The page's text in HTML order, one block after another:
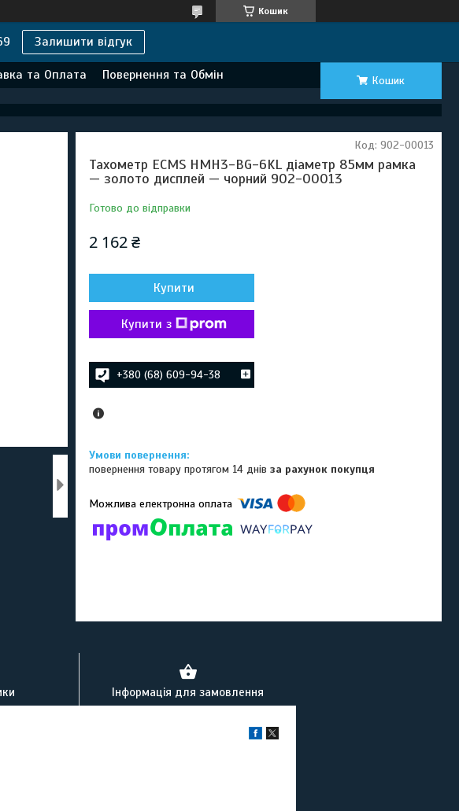
Кошик
Залишити відгук
та Оплата Повернення та Обмін Кошик
Тахометр ECMS HMH3-BG-6KL діаметр 85мм рамка
— золото дисплей — чорний 902-00013
Готово до відправки
Код: 902-00013
2 162 ₴
Купити
Купити з
+380 (68) 609-94-38
повернення товару протягом 14 днівза рахунок покупця
Інформація для замовлення